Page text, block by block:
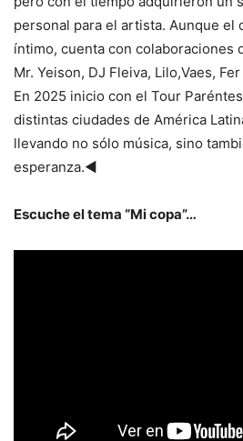
personal para el artista. Aunque el
íntimo, cuenta con colaboraciones
Mr. Yeison, DJ Fleiva, Lilo,Vaes,
En 2025 inicio con el Tour
distintas ciudades de América
llevando no sólo música, sino
esperanza.◄
Escuche el tema “Mi copa”…